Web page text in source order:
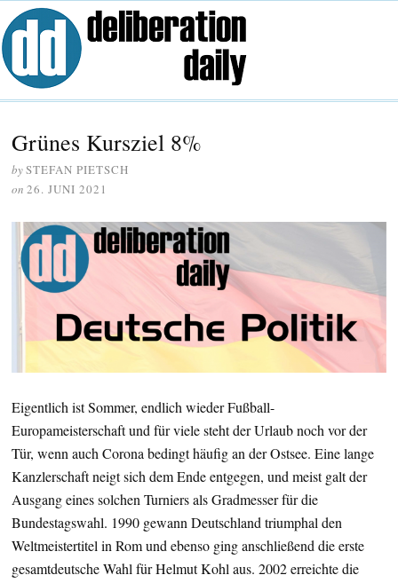
Grünes Kursziel 8%
bySTEFAN PIETSCH
on 26. JUNI 2021
Eigentlich ist Sommer, endlich wieder Fußball-
Europameisterschaft und für viele steht der Urlaub noch vor der
Tür, wenn auch Corona bedingt häufig an der Ostsee. Eine lange
Kanzlerschaft neigt sich dem Ende entgegen, und meist galt der
Ausgang eines solchen Turniers als Gradmesser für die
Bundestagswahl. 1990 gewann Deutschland triumphal den
Weltmeistertitel in Rom und ebenso ging anschließend die erste
gesamtdeutsche Wahl für Helmut Kohl aus. 2002 erreichte die